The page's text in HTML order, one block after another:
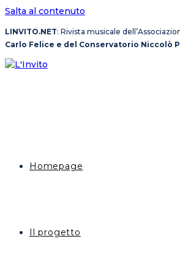
Salta al contenuto
LINVITO.NET: Rivista musicale
Carlo Felice e del Conservatorio Niccolò
Homepage
Il progetto